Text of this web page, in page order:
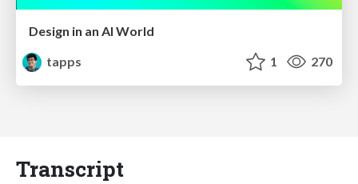
Design in an AI World
tapps
1 270
Transcript